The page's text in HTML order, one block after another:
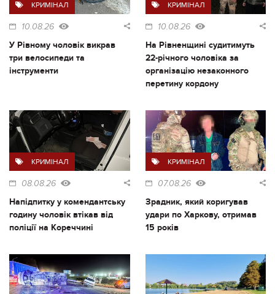
КРИМІНАЛ
10.08.26
У Рівному чоловік викрав
три велосипеди та
інструменти
КРИМІНАЛ
10.08.26
На Рівненщині судитимуть
22-річного чоловіка за
організацію незаконного
перетину кордону
КРИМІНАЛ
08.08.26
Напідпитку у комендантську
годину чоловік втікав від
поліції на Кореччині
КРИМІНАЛ
07.08.26
Зрадник, який коригував
удари по Харкову, отримав
15 років